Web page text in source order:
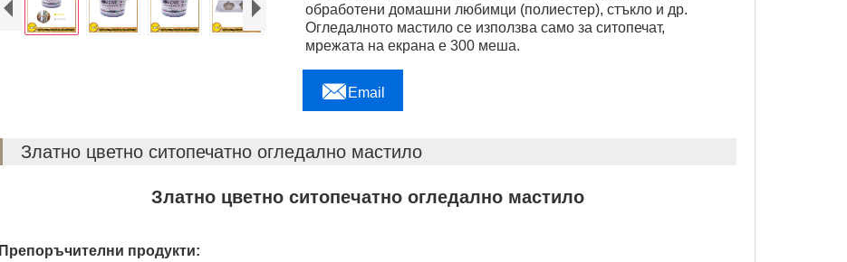
обработени домашни любимци (полиестер), стъкло и др.
Огледалното мастило се използва само за ситопечат,
мрежата на екрана е 300 меша.
 Email
Златно цветно ситопечатно огледално мастило
Златно цветно ситопечатно огледално мастило
Препоръчителни продукти: